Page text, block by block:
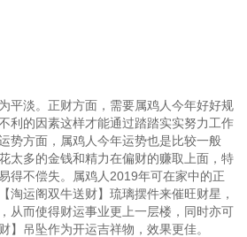
平淡。正财方面，需要属鸡人今年好好规
利的因素这样才能通过踏踏实实努力工作
势方面，属鸡人今年运势也是比较一般
太多的金钱和精力在偏财的赚取上面，特
得不偿失。属鸡人2019年可在家中的正
淘运阁双牛送财】琉璃摆件来催旺财星，
从而使得财运事业更上一层楼，同时亦可
】吊坠作为开运吉祥物，效果更佳。